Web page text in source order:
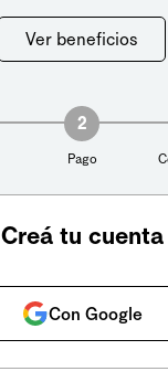
Ver beneficios
2
Pago
Creá tu cuenta
Con Google